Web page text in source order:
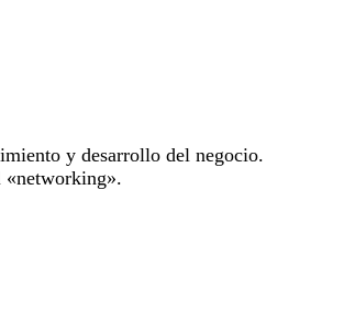
y desarrollo del negocio.
«networking».